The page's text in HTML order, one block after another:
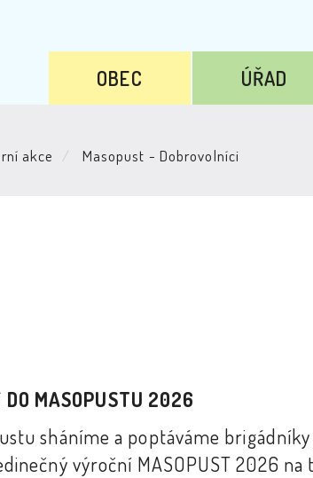
OBEC ÚŘAD
akce Masopust - Dobrovolníci
MASOPUSTU 2026
sháníme a poptáváme
výroční MASOPUST 2026 na